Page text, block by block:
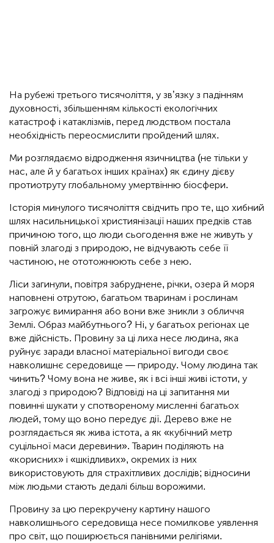
На рубежі третього тисячоліття, у зв’язку з падінням
духовності, збільшенням кількості екологічних
катастроф і катаклізмів, перед людством постала
необхідність переосмислити пройдений шлях.
Ми розглядаємо відродження язичництва (не тільки у
нас, але й у багатьох інших країнах) як єдину дієву
протиотруту глобальному умертвінню біосфери.
Історія минулого тисячоліття свідчить про те, що хибний
шлях насильницької християнізації наших предків став
причиною того, що люди сьогодення вже не живуть у
повній злагоді з природою, не відчувають себе її
частиною, не ототожнюють себе з нею.
Ліси загинули, повітря забруднене, річки, озера й моря
наповнені отрутою, багатьом тваринам і рослинам
загрожує вимирання або вони вже зникли з обличчя
Землі. Образ майбутнього? Ні, у багатьох регіонах це
вже дійсність. Провину за ці лиха несе людина, яка
руйнує заради власної матеріальної вигоди своє
навколишнє середовище — природу. Чому людина так
чинить? Чому вона не живе, як і всі інші живі істоти, у
злагоді з природою? Відповіді на ці запитання ми
повинні шукати у спотвореному мисленні багатьох
людей, тому що воно передує дії. Дерево вже не
розглядається як жива істота, а як «кубічний метр
суцільної маси деревини». Тварин поділяють на
«корисних» і «шкідливих», окремих із них
використовують для страхітливих дослідів; відносини
між людьми стають дедалі більш ворожими.
Провину за цю перекручену картину нашого
навколишнього середовища несе помилкове уявлення
про світ, що поширюється панівними релігіями.